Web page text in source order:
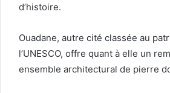
d’histoire.
Ouadane, autre cité classée au
l’UNESCO, offre quant à elle un
ensemble architectural de pierre